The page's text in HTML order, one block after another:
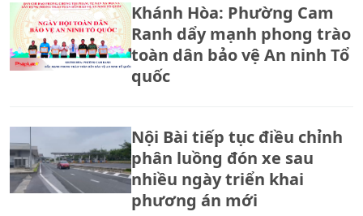
Khánh Hòa: Phường Cam
Ranh dẩy mạnh phong trào
toàn dân bảo vệ An ninh Tổ
quốc
Nội Bài tiếp tục điều chỉnh
phân luồng đón xe sau
nhiều ngày triển khai
phương án mới